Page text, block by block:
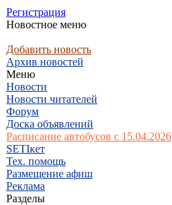
Регистрация
Новостное меню
Добавить новость
Архив новостей
Меню
Новости
Новости читателей
Форум
Доска объявлений
Расписание автобусов с 15.04.2026
SETIкет
Тех. помощь
Размещение афиш
Реклама
Разделы